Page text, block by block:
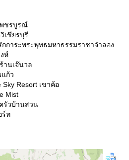
พชรบูรณ์
เชียรบุรี
การะพระพุทธมหาธรรมราชาจำลอง
ห์
านเจ๊นวล
ก้ว
Resort เขาค้อ
Mist
รัวบ้านสวน
ร์ท